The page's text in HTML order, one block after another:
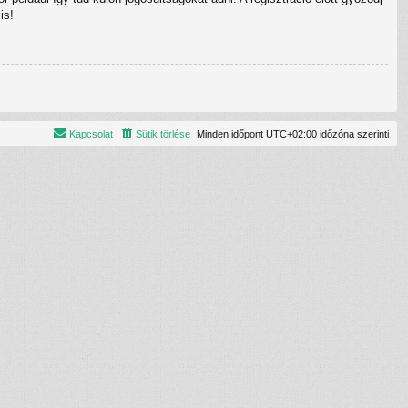
Minden időpont UTC+02:00 időzóna szerinti
Sütik törlése
Kapcsolat